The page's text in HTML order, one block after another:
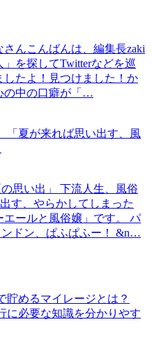
んこんばんは、編集長zaki
を探してTwitterなどを巡
たよ！見つけました！か
の中の口癖が「…
「夏が来れば思い出す、風
思い出」 下流人生、風俗
す、やらかしてしまった
ールと風俗嬢」です。 パ
ドン、ぱふぱふー！ &n…
貯めるマイレージとは？
に必要な知識を分かりやす